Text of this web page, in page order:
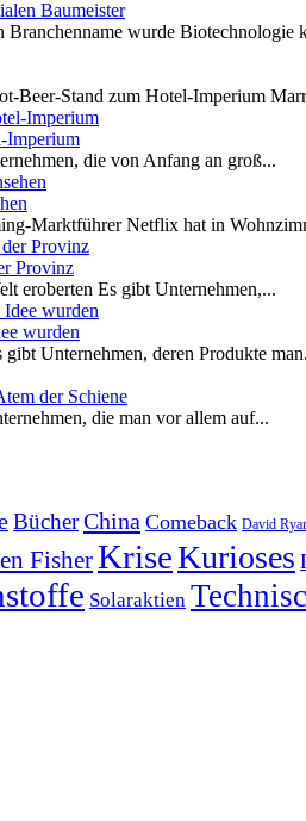
Baumeister
Branchenname wurde Biotechnologie
Beer-Stand zum Hotel-Imperium
Imperium
die von Anfang an groß...
Marktführer Netflix hat in
Provinz
eroberten Es gibt Unternehmen,...
wurden
Unternehmen, deren Produkte
der Schiene
die man vor allem auf...
BücherChina Comeback David
FisherKriseKurioses
Solaraktien